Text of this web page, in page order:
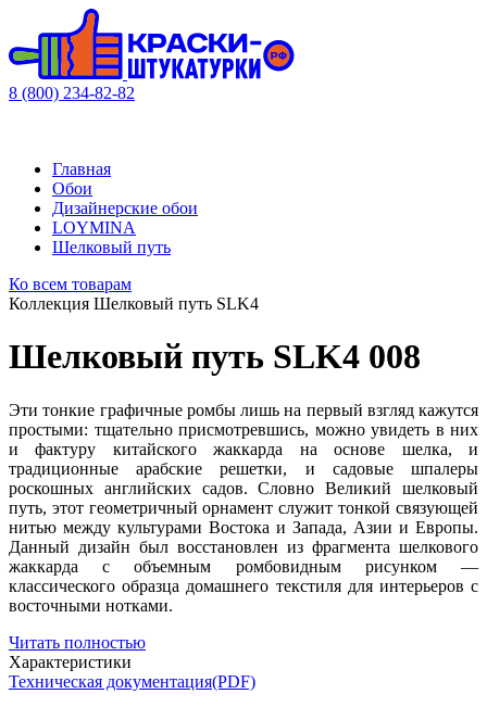
8 (800) 234-82-82
Главная
Обои
Дизайнерские обои
LOYMINA
Шелковый путь
Ко всем товарам
Коллекция Шелковый путь SLK4
Шелковый путь SLK4 008
Эти тонкие графичные ромбы лишь на первый взгляд кажутся
простыми: тщательно присмотревшись, можно увидеть в них
и фактуру китайского жаккарда на основе шелка, и
традиционные арабские решетки, и садовые шпалеры
роскошных английских садов. Словно Великий шелковый
путь, этот геометричный орнамент служит тонкой связующей
нитью между культурами Востока и Запада, Азии и Европы.
Данный дизайн был восстановлен из фрагмента шелкового
жаккарда с объемным ромбовидным рисунком —
классического образца домашнего текстиля для интерьеров с
восточными нотками.
Читать полностью
Характеристики
Техническая документация(PDF)